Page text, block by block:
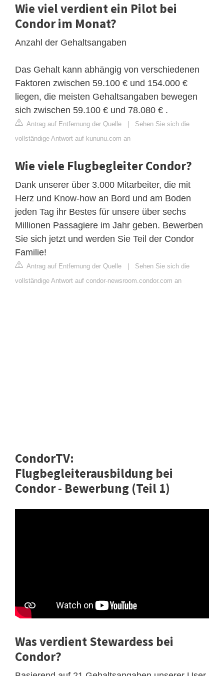
Wie viel verdient ein Pilot bei
Condor im Monat?
Anzahl der Gehaltsangaben
Das Gehalt kann abhängig von verschiedenen
Faktoren zwischen 59.100 € und 154.000 €
liegen, die meisten Gehaltsangaben bewegen
sich zwischen 59.100 € und 78.080 € .
Antrag auf Entfernung der Quelle
Sehen Sie sich die
vollständige Antwort auf kununu.com an
Wie viele Flugbegleiter Condor?
Dank unserer über 3.000 Mitarbeiter, die mit
Herz und Know-how an Bord und am Boden
jeden Tag ihr Bestes für unsere über sechs
Millionen Passagiere im Jahr geben. Bewerben
Sie sich jetzt und werden Sie Teil der Condor
Familie!
Antrag auf Entfernung der Quelle
Sehen Sie sich die
vollständige Antwort auf condor-newsroom.condor.com an
CondorTV:
Flugbegleiterausbildung bei
Condor - Bewerbung (Teil 1)
Was verdient Stewardess bei
Condor?